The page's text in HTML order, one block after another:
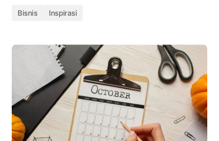
Bisnis Inspirasi